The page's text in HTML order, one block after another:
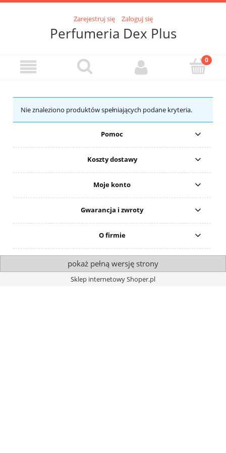
Zarejestruj się Zaloguj się
Perfumeria Dex Plus
Nie znaleziono produktów spełniających podane kryteria.
Pomoc
Koszty dostawy
Moje konto
Gwarancja i zwroty
O firmie
pokaż pełną wersję strony
Sklep internetowy Shoper.pl